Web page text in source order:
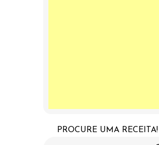
PROCURE UMA RECEITA!